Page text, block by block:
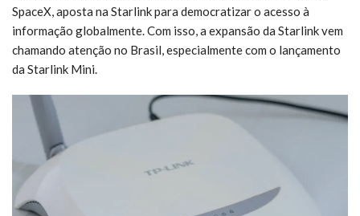
SpaceX, aposta na Starlink para democratizar o acesso à
informação globalmente. Com isso, a expansão da Starlink vem
chamando atenção no Brasil, especialmente com o lançamento
da Starlink Mini.